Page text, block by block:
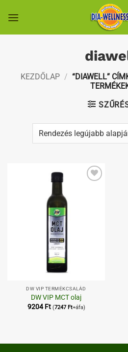
KEZDŐLAP / “DIAWELL”
Kedvenceimhez
DW VIP TERMÉKCSALÁD
DW VIP MCT olaj
9204Ft (7247 Ft+áfa)